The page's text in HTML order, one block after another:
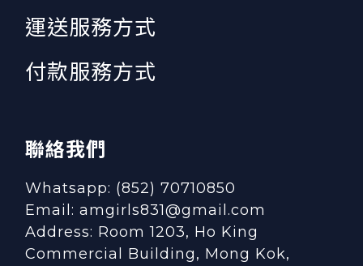
運送服務方式
付款服務方式
聯絡我們
Whatsapp: (852) 70710850
Email: amgirls831@gmail.com
Address: Room 1203, Ho King
Commercial Building, Mong Kok,